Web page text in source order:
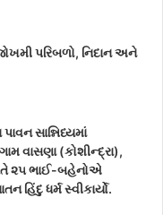
r
m
પરિબળો, નિદાન અને
સાન્નિધ્યમાં
વાસણા (કોશીન્દ્રા),
૨૫ ભાઈ-બહેનોએ
હિંદુ ધર્મ સ્વીકાર્યો.